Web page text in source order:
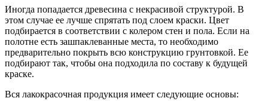
Иногда попадается древесина с некрасивой структурой. В
этом случае ее лучше спрятать под слоем краски. Цвет
подбирается в соответствии с колером стен и пола. Если на
полотне есть зашпаклеванные места, то необходимо
предварительно покрыть всю конструкцию грунтовкой. Ее
подбирают так, чтобы она подходила по составу к будущей
краске.
Вся лакокрасочная продукция имеет следующие основы: